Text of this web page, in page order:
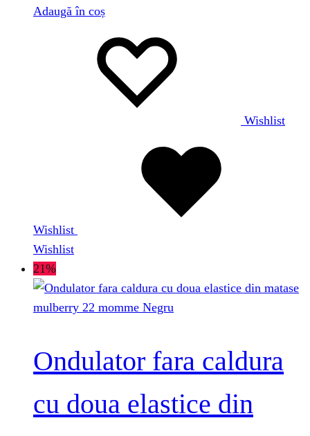
Adaugă în coș
Wishlist
Wishlist
Wishlist
21%
Ondulator fara caldura
cu doua elastice din